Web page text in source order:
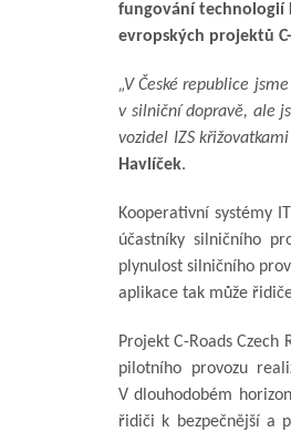
fungování technologií
evropských projektů
„V České republice
v silniční dopravě, ale
vozidel IZS
Havlíček.
Kooperativní systémy
účastníky silničního
plynulost silničního
aplikace tak může
Projekt C-Roads
pilotního provozu
V dlouhodobém
řidiči k bezpečnější a